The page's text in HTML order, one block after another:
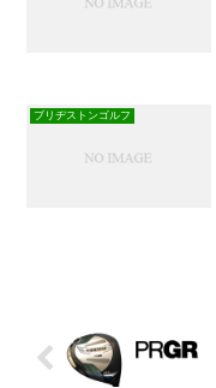
ブリヂストンゴルフ